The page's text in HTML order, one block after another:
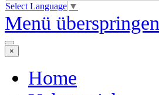
Select Language ▼
Menü überspringen
×
Home